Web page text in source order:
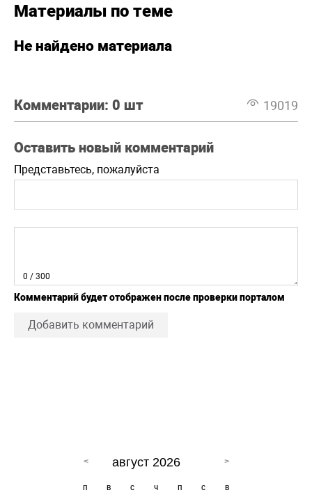
Материалы по теме
Не найдено материала
Комментарии: 0 шт 19019
Оставить новый комментарий
Представьтесь, пожалуйста
0 / 300
Комментарий будет отображен после проверки порталом
Добавить комментарий
август 2026
п в с ч п с в